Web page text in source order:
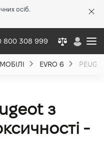
осіб.
800 308 999
EVRO 6
з
-